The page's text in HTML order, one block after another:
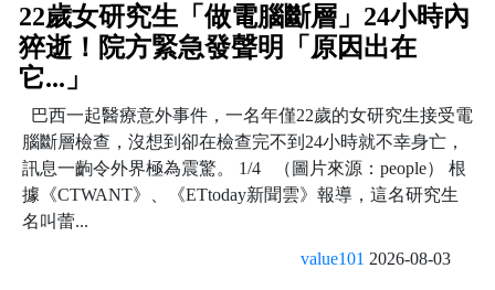
22歲女研究生「做電腦斷層」24小時內
猝逝！院方緊急發聲明「原因出在
它...」
巴西一起醫療意外事件，一名年僅22歲的女研究生接受電
腦斷層檢查，沒想到卻在檢查完不到24小時就不幸身亡，
訊息一齣令外界極為震驚。 1/4 （圖片來源：people） 根
據《CTWANT》、《ETtoday新聞雲》報導，這名研究生
名叫蕾...
value101 2026-08-03